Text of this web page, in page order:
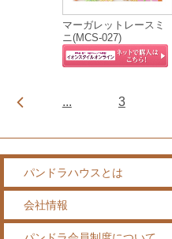
マーガレットレースミ
ニ(MCS‐027)
... 3
パンドラハウスとは
会社情報